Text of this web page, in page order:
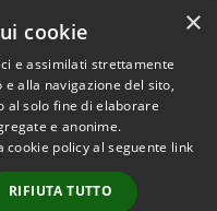
© 2026 • Comune di
Osio Sotto • Powered by
Municipium•
Accesso
×
cookie
e assimilati strettamente
alla navigazione del sito,
al solo fine di elaborare
e anonime.
policy al seguente link
RIFIUTA TUTTO